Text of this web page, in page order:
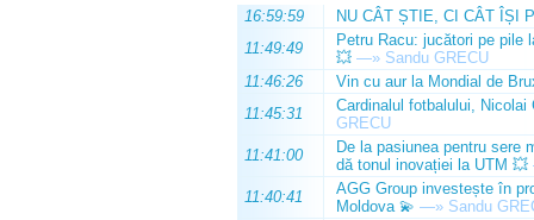
16:59:59
NU CÂT ȘTIE, CI CÂT ÎȘI
11:49:49
Petru Racu: jucători pe pile
💥 —» Sandu GRECU
11:46:26
Vin cu aur la Mondial de
11:45:31
Cardinalul fotbalului,
GRECU
11:41:00
De la pasiunea pentru sere
dă tonul inovației la UTM 💥
11:40:41
AGG Group investește în
Moldova 💫 —» Sandu